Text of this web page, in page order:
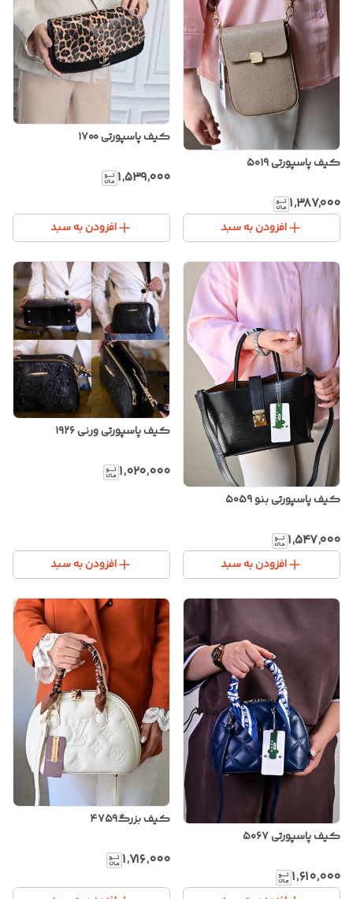
کیف پاسپورتی ۵۰۱۹
۱٬۳۸۷٬۰۰۰
افزودن به سبد
کیف پاسپورتی ۱۷۰۰
۱٬۵۳۹٬۰۰۰
افزودن به سبد
کیف پاسپورتی بنو ۵۰۵۹
۱٬۵۴۷٬۰۰۰
افزودن به سبد
کیف پاسپورتی ورنی ۱۹۲۶
۱٬۰۲۰٬۰۰۰
افزودن به سبد
کیف پاسپورتی ۵۰۶۷
۱٬۶۱۰٬۰۰۰
کیف بزرگ۴۷۵۹
۱٬۷۱۶٬۰۰۰